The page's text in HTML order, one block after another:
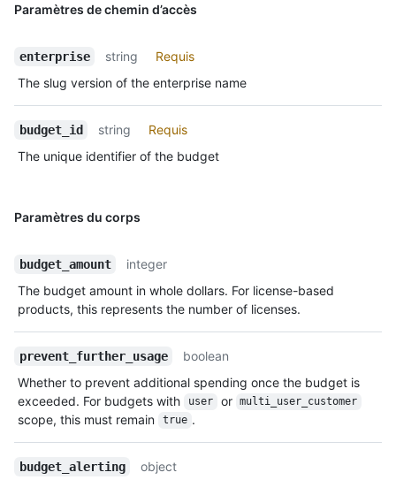
Paramètres de chemin d’accès
enterprise string
Requis
The slug version of the enterprise name
budget_id string
Requis
The unique identifier of the budget
Paramètres du corps
budget_amount
integer
The budget amount in whole dollars. For license-based
products, this represents the number of licenses.
prevent_further_usage
boolean
Whether to prevent additional spending once the budget is
exceeded. For budgets with
user or multi_user_customer
scope, this must remain true .
budget_alerting object